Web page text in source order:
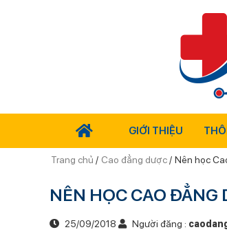
GIỚI THIỆU
Trang chủ / Cao đẳng dược/ Nên học
NÊN HỌC CAO ĐẲNG
25/09/2018 Người đăng :